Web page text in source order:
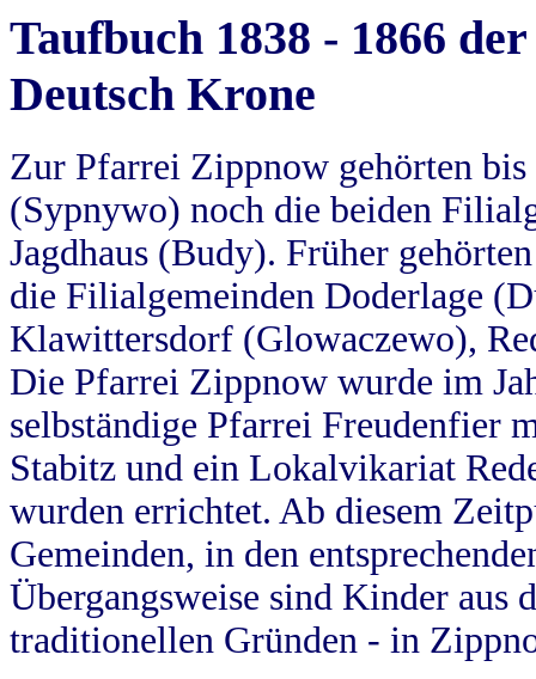
Taufbuch 1838 - 1866
Deutsch Krone
Zur Pfarrei Zippnow gehörten
(Sypnywo) noch die beiden
Jagdhaus (Budy). Früher
die Filialgemeinden Doderlage
Klawittersdorf (Glowaczewo),
Die Pfarrei Zippnow wurde im
selbständige Pfarrei Freudenfier
Stabitz und ein Lokalvikariat
wurden errichtet. Ab diesem
Gemeinden, in den
Übergangsweise sind Kinder aus
traditionellen Gründen - in